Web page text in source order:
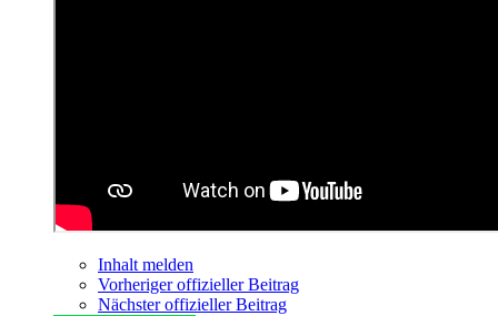
Inhalt melden
Vorheriger offizieller Beitrag
Nächster offizieller Beitrag